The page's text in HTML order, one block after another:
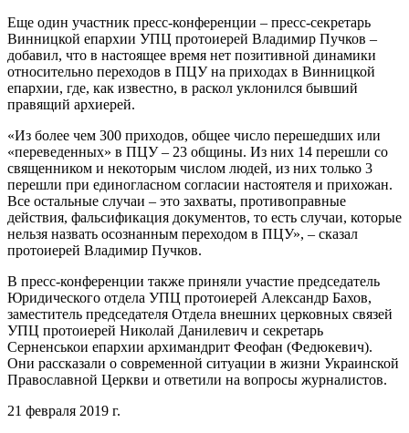
Еще один участник пресс-конференции – пресс-секретарь
Винницкой епархии УПЦ протоиерей Владимир Пучков –
добавил, что в настоящее время нет позитивной динамики
относительно переходов в ПЦУ на приходах в Винницкой
епархии, где, как известно, в раскол уклонился бывший
правящий архиерей.
«Из более чем 300 приходов, общее число перешедших или
«переведенных» в ПЦУ – 23 общины. Из них 14 перешли со
священником и некоторым числом людей, из них только 3
перешли при единогласном согласии настоятеля и прихожан.
Все остальные случаи – это захваты, противоправные
действия, фальсификация документов, то есть случаи, которые
нельзя назвать осознанным переходом в ПЦУ», – сказал
протоиерей Владимир Пучков.
В пресс-конференции также приняли участие председатель
Юридического отдела УПЦ протоиерей Александр Бахов,
заместитель председателя Отдела внешних церковных связей
УПЦ протоиерей Николай Данилевич и секретарь
Серненськои епархии архимандрит Феофан (Федюкевич).
Они рассказали о современной ситуации в жизни Украинской
Православной Церкви и ответили на вопросы журналистов.
21 февраля 2019 г.